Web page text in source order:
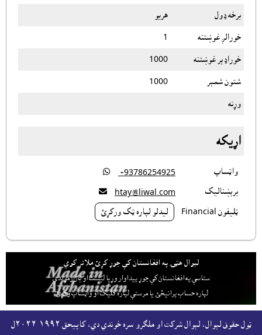
برخه ډول هريو
خورالږ غوښتنه 1
خوراډېر غوښتنه 1000
شتون شمېر 1000
وړنه
اړيکه
واټساپ ‎ +93786254925

برېښناليک htay@liwal.com

ټليفون Financial ليدلو لپاره ټک ورکړئ
لېوال هټۍ په افغانستان کې جوړ کړئ ملاتړ کوي
ستاسې په افغانستان کې جوړ پيداوار وړيا ليست او بازارموندې
لپاره حساب پرانيځئ يا مرستې لپاره کليک او واټساپ وکړئ.
ټول حقوق لېوال، لېوال شرکت او ملګرو سره خوندي دي، کاپيحق ١٩٩٢-٢٠٢٦ل